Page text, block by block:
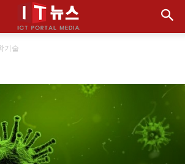
기술